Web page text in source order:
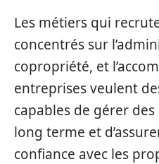
Les métiers qui
concentrés sur
copropriété, et
entreprises veulent
capables de gérer
long terme et
confiance avec les